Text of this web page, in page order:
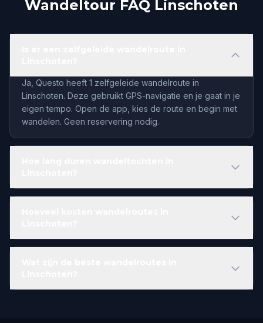
Wandeltour FAQ Linschoten
Ja, Questo heeft 1 zelfgeleide wandelroute in
Linschoten. Deze gebruikt GPS-navigatie en je gaat in je
eigen tempo. Open de app, kies de route en begin met
wandelen. Geen reservering nodig.